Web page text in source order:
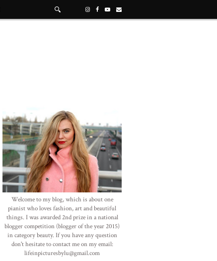
Welcome to my blog, which is about one
pianist who loves fashion, art and beautiful
things. I was awarded 2nd prize in a national
blogger competition (blogger of the year 2015)
in category beauty. If you have any question
don't hesitate to contact me on my email:
lifeinpicturesbylu@gmail.com